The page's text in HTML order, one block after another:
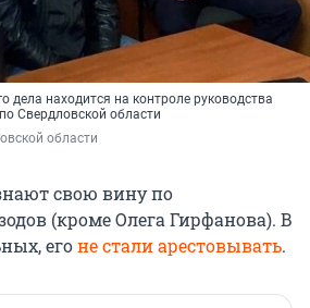
дела находится на контроле руководства
Свердловской области
области
свою вину по
(кроме Олега Гирфанова). В
егоне стали арестовывать.